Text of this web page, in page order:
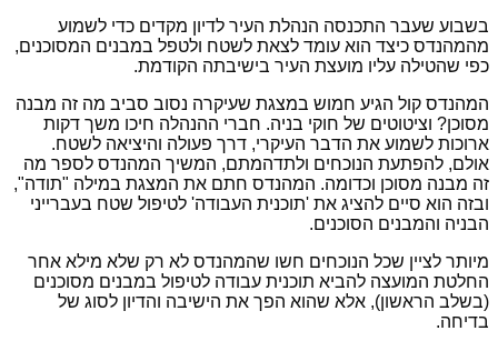
בשבוע שעבר התכנסה הנהלת העיר לדיון מקדים כדי לשמוע
מהמהנדס כיצד הוא עומד לצאת לשטח ולטפל במבנים המסוכנים,
כפי שהטילה עליו מועצת העיר בישיבתה הקודמת.
המהנדס קול הגיע חמוש במצגת שעיקרה נסוב סביב מה זה מבנה
מסוכן? וציטוטים של חוקי בניה. חברי ההנהלה חיכו משך דקות
ארוכות לשמוע את הדבר העיקרי, דרך פעולה והיציאה לשטח.
אולם, להפתעת הנוכחים ולתדהמתם, המשיך המהנדס לספר מה
זה מבנה מסוכן וכדומה. המהנדס חתם את המצגת במילה "תודה",
ובזה הוא סיים להציג את 'תוכנית העבודה' לטיפול שטח בעברייני
הבניה והמבנים הסוכנים.
מיותר לציין שכל הנוכחים חשו שהמהנדס לא רק שלא מילא אחר
החלטת המועצה להביא תוכנית עבודה לטיפול במבנים מסוכנים
(בשלב הראשון), אלא שהוא הפך את הישיבה והדיון לסוג של
בדיחה.